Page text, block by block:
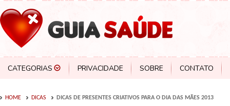
CATEGORIAS PRIVACIDADE SOBRE CONTATO
HOME DICAS DICAS DE PRESENTES CRIATIVOS PARA O DIA DAS MÃES 2013